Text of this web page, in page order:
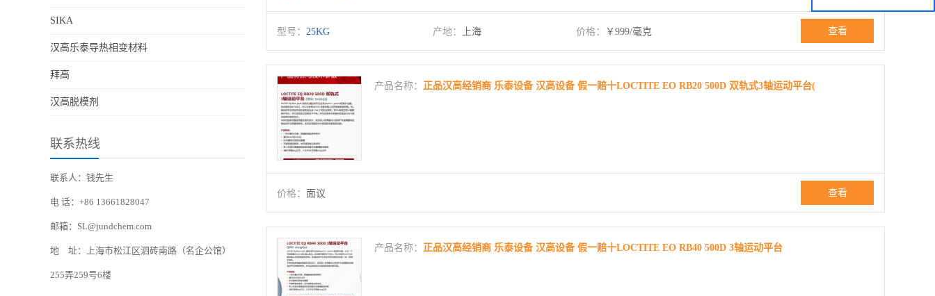
SIKA
汉高乐泰导热相变材料
拜高
汉高脱模剂
联系热线
联系人：钱先生
电 话：+86 13661828047
邮箱：SL@jundchem.com
地 址：上海市松江区泗砖南路（名企公馆）
255弄259号6楼
型号： 25KG 产地： 上海 价格： ￥999/毫克 查看
产品名称： 正品汉高经销商 乐泰设备 汉高设备 假一赔十LOCTITE EO RB20 500D 双轨式3轴运动平台(
价格： 面议 查看
产品名称： 正品汉高经销商 乐泰设备 汉高设备 假一赔十LOCTITE EO RB40 500D 3轴运动平台